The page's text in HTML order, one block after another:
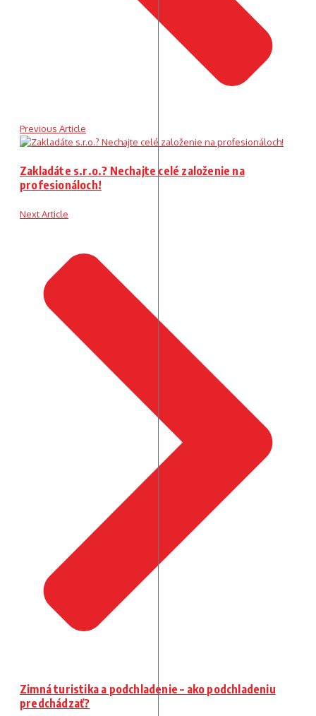
Previous Article
Zakladáte s.r.o.? Nechajte celé založenie na
profesionáloch!
Next Article
Zimná turistika a podchladenie – ako podchladeniu
predchádzať?